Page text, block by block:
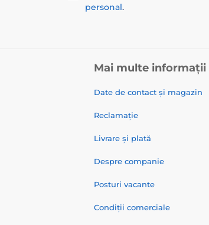
personal.
Mai multe informații
Date de contact și magazin
Reclamație
Livrare și plată
Despre companie
Posturi vacante
Condiții comerciale